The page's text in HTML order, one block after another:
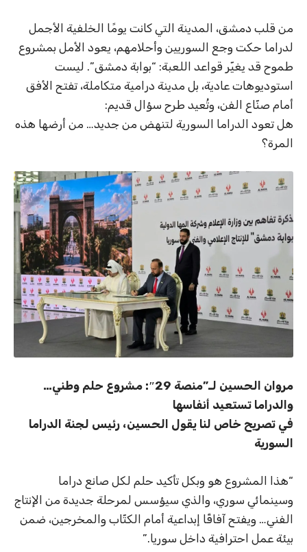
من قلب دمشق، المدينة التي كانت يومًا الخلفية الأجمل
لدراما حكت وجع السوريين وأحلامهم، يعود الأمل بمشروع
طموح قد يغيّر قواعد اللعبة: “بوابة دمشق”. ليست
استوديوهات عادية، بل مدينة درامية متكاملة، تفتح الأفق
أمام صنّاع الفن، وتُعيد طرح سؤال قديم:
هل تعود الدراما السورية لتنهض من جديد… من أرضها هذه
المرة؟
مروان الحسين لـ”منصة 29″: مشروع حلم وطني…
والدراما تستعيد أنفاسها
في تصريح خاص لنا يقول الحسين، رئيس لجنة الدراما
السورية
“هذا المشروع هو وبكل تأكيد حلم لكل صانع دراما
وسينمائي سوري، والذي سيؤسس لمرحلة جديدة من الإنتاج
الفني… ويفتح آفاقًا إبداعية أمام الكتّاب والمخرجين، ضمن
بيئة عمل احترافية داخل سوريا.”